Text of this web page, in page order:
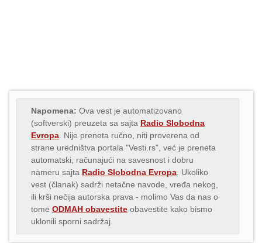
Napomena: Ova vest je automatizovano
(softverski) preuzeta sa sajta Radio Slobodna
Evropa . Nije preneta ručno, niti proverena od
strane uredništva portala "Vesti.rs", već je preneta
automatski, računajući na savesnost i dobru
nameru sajta Radio Slobodna Evropa . Ukoliko
vest (članak) sadrži netačne navode, vređa nekog,
ili krši nečija autorska prava - molimo Vas da nas o
tome ODMAH obavestite obavestite kako bismo
uklonili sporni sadržaj.